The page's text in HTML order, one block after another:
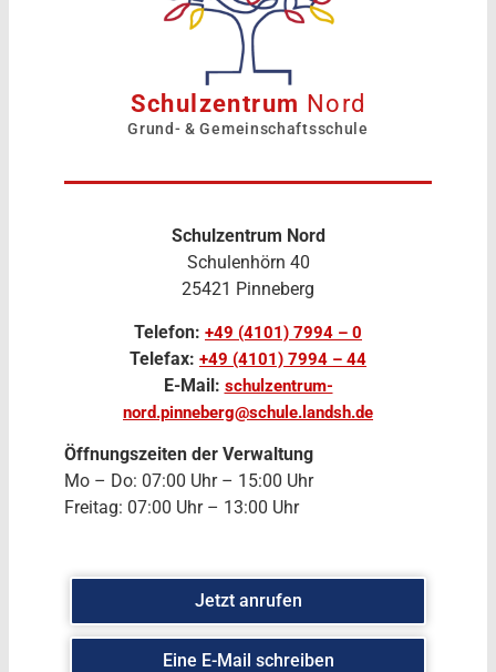
Schulzentrum Nord
Grund- & Gemeinschaftsschule
Schulzentrum Nord
Schulenhörn 40
25421 Pinneberg
Telefon: +49 (4101) 7994 – 0
Telefax: +49 (4101) 7994 – 44
E-Mail: schulzentrum-
nord.pinneberg@schule.landsh.de
Öffnungszeiten der Verwaltung
Mo – Do: 07:00 Uhr – 15:00 Uhr
Freitag: 07:00 Uhr – 13:00 Uhr
Jetzt anrufen
Eine E-Mail schreiben